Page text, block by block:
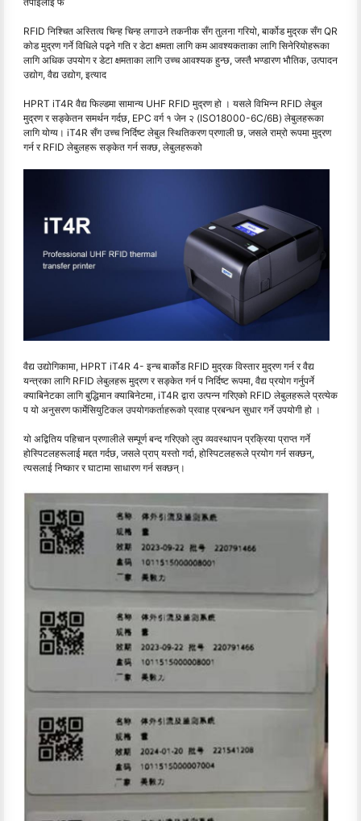
RFID निश्चित अस्तित्व चिन्ह चिन्ह लगाउने तकनीक सँग तुलना गरियो, बार्कोड मुद्रक सँग QR
कोड मुद्रण गर्ने विधिले पढ्ने गति र डेटा क्षमता लागि कम आवश्यकताका लागि सिनेरियोहरूका
लागि अधिक उपयोग र डेटा क्षमताका लागि उच्च आवश्यक हुन्छ, जस्तै भण्डारण भौतिक, उत्पादन
उद्योग, वैद्य उद्योग, इत्याद
HPRT iT4R वैद्य फिल्डमा सामान्य UHF RFID मुद्रण हो । यसले विभिन्न RFID लेबुल
मुद्रण र सङ्केतन समर्थन गर्दछ, EPC वर्ग १ जेन २ (ISO18000-6C/6B) लेबुलहरूका
लागि योग्य। iT4R सँग उच्च निर्दिष्ट लेबुल स्थितिकरण प्रणाली छ, जसले राम्रो रूपमा मुद्रण
गर्न र RFID लेबुलहरू सङ्केत गर्न सक्छ, लेबुलहरूको
वैद्य उद्योगिकामा, HPRT iT4R 4- इन्च बार्कोड RFID मुद्रक विस्तार मुद्रण गर्न र वैद्य
यन्त्रका लागि RFID लेबुलहरू मुद्रण र सङ्केत गर्न प निर्दिष्ट रूपमा, वैद्य प्रयोग गर्नुपर्ने
क्याबिनेटका लागि बुद्धिमान क्याबिनेटमा, iT4R द्वारा उत्पन्न गरिएको RFID लेबुलहरूले प्रत्येक
प यो अनुसरण फार्मेसियुटिकल उपयोगकर्ताहरूको प्रवाह प्रबन्धन सुधार गर्ने उपयोगी हो ।
यो अद्वितिय पहिचान प्रणालीले सम्पूर्ण बन्द गरिएको लुप व्यवस्थापन प्रक्रिया प्राप्त गर्ने
होस्पिटलहरूलाई मद्दत गर्दछ, जसले प्राप् यस्तो गर्दा, होस्पिटलहरूले प्रयोग गर्न सक्छन्,
त्यसलाई निष्कार र घाटामा साधारण गर्न सक्छन्।